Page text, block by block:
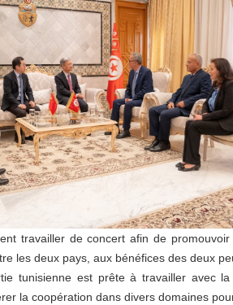
travailler de concert afin de promouvoir
les deux pays, aux bénéfices des deux
tunisienne est prête à travailler avec
la coopération dans divers domaines